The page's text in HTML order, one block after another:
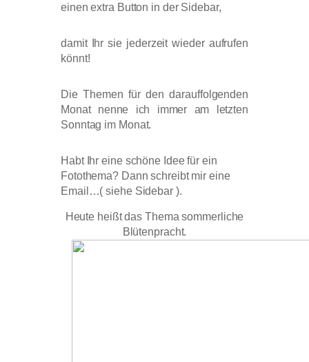
einen extra Button in der Sidebar,
damit Ihr sie jederzeit wieder aufrufen
könnt!
Die Themen für den darauffolgenden
Monat nenne ich immer am letzten
Sonntag im Monat.
Habt Ihr eine schöne Idee für ein
Fotothema? Dann schreibt mir eine
Email…( siehe Sidebar ).
Heute heißt das Thema sommerliche
Blütenpracht.